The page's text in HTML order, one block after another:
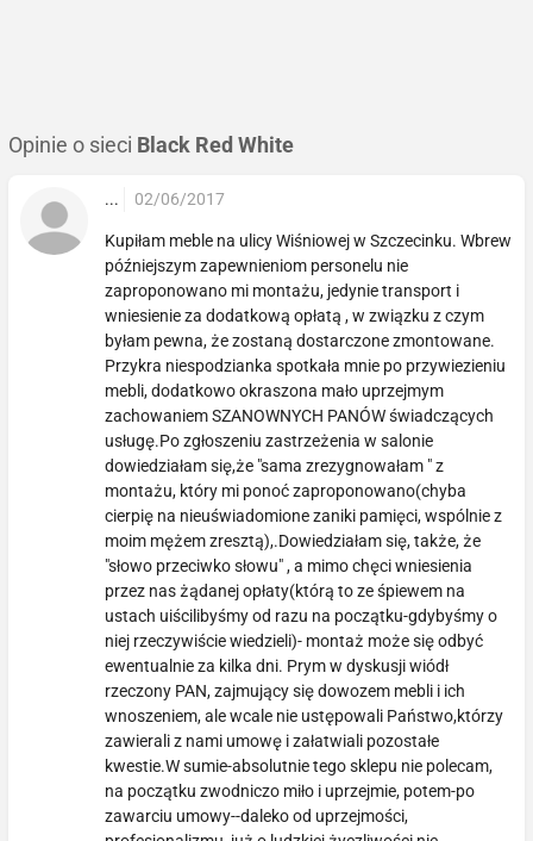
Opinie o sieci Black Red White
... 02/06/2017
Kupiłam meble na ulicy Wiśniowej w Szczecinku. Wbrew
późniejszym zapewnieniom personelu nie
zaproponowano mi montażu, jedynie transport i
wniesienie za dodatkową opłatą , w związku z czym
byłam pewna, że zostaną dostarczone zmontowane.
Przykra niespodzianka spotkała mnie po przywiezieniu
mebli, dodatkowo okraszona mało uprzejmym
zachowaniem SZANOWNYCH PANÓW świadczących
usługę.Po zgłoszeniu zastrzeżenia w salonie
dowiedziałam się,że "sama zrezygnowałam " z
montażu, który mi ponoć zaproponowano(chyba
cierpię na nieuświadomione zaniki pamięci, wspólnie z
moim mężem zresztą),.Dowiedziałam się, także, że
"słowo przeciwko słowu" , a mimo chęci wniesienia
przez nas żądanej opłaty(którą to ze śpiewem na
ustach uiścilibyśmy od razu na początku-gdybyśmy o
niej rzeczywiście wiedzieli)- montaż może się odbyć
ewentualnie za kilka dni. Prym w dyskusji wiódł
rzeczony PAN, zajmujący się dowozem mebli i ich
wnoszeniem, ale wcale nie ustępowali Państwo,którzy
zawierali z nami umowę i załatwiali pozostałe
kwestie.W sumie-absolutnie tego sklepu nie polecam,
na początku zwodniczo miło i uprzejmie, potem-po
zawarciu umowy--daleko od uprzejmości,